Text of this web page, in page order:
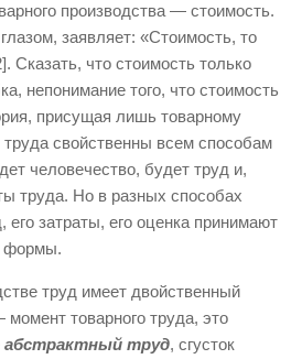
производства — стоимость.
заявляет: «Стоимость, то
Сказать, что стоимость только
непонимание того, что стоимость
присущая лишь товарному
труда свойственны всем способам
человечество, будет труд и,
труда. Но в разных способах
его затраты, его оценка принимают
формы.
труд имеет двойственный
товарного труда, это
абстрактный труд, сгусток